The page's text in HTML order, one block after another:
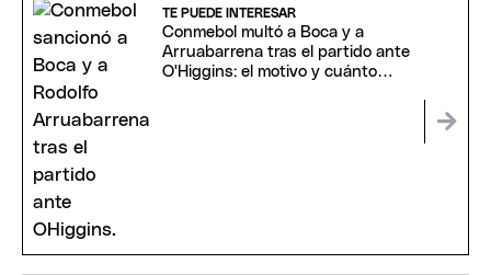
TE PUEDE INTERESAR
Conmebol multó a Boca y a
Arruabarrena tras el partido ante
O'Higgins: el motivo y cuánto